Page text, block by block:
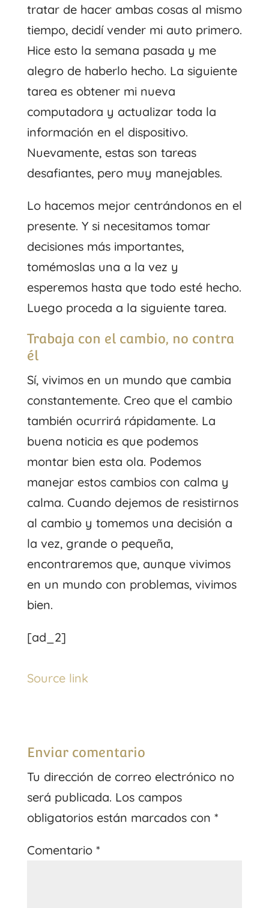
tratar de hacer ambas cosas al mismo
tiempo, decidí vender mi auto primero.
Hice esto la semana pasada y me
alegro de haberlo hecho. La siguiente
tarea es obtener mi nueva
computadora y actualizar toda la
información en el dispositivo.
Nuevamente, estas son tareas
desafiantes, pero muy manejables.
Lo hacemos mejor centrándonos en el
presente. Y si necesitamos tomar
decisiones más importantes,
tomémoslas una a la vez y
esperemos hasta que todo esté hecho.
Luego proceda a la siguiente tarea.
Trabaja con el cambio, no contra
él
Sí, vivimos en un mundo que cambia
constantemente. Creo que el cambio
también ocurrirá rápidamente. La
buena noticia es que podemos
montar bien esta ola. Podemos
manejar estos cambios con calma y
calma. Cuando dejemos de resistirnos
al cambio y tomemos una decisión a
la vez, grande o pequeña,
encontraremos que, aunque vivimos
en un mundo con problemas, vivimos
bien.
[ad_2]
Source link
Enviar comentario
Tu dirección de correo electrónico no
será publicada. Los campos
obligatorios están marcados con *
Comentario *